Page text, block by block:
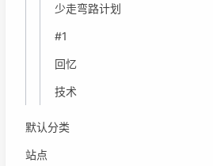
少走弯路计划
#1
回忆
技术
默认分类
站点